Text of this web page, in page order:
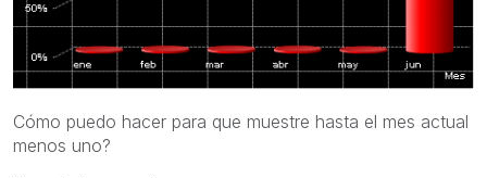
Cómo puedo hacer para que muestre hasta el mes actual
menos uno?